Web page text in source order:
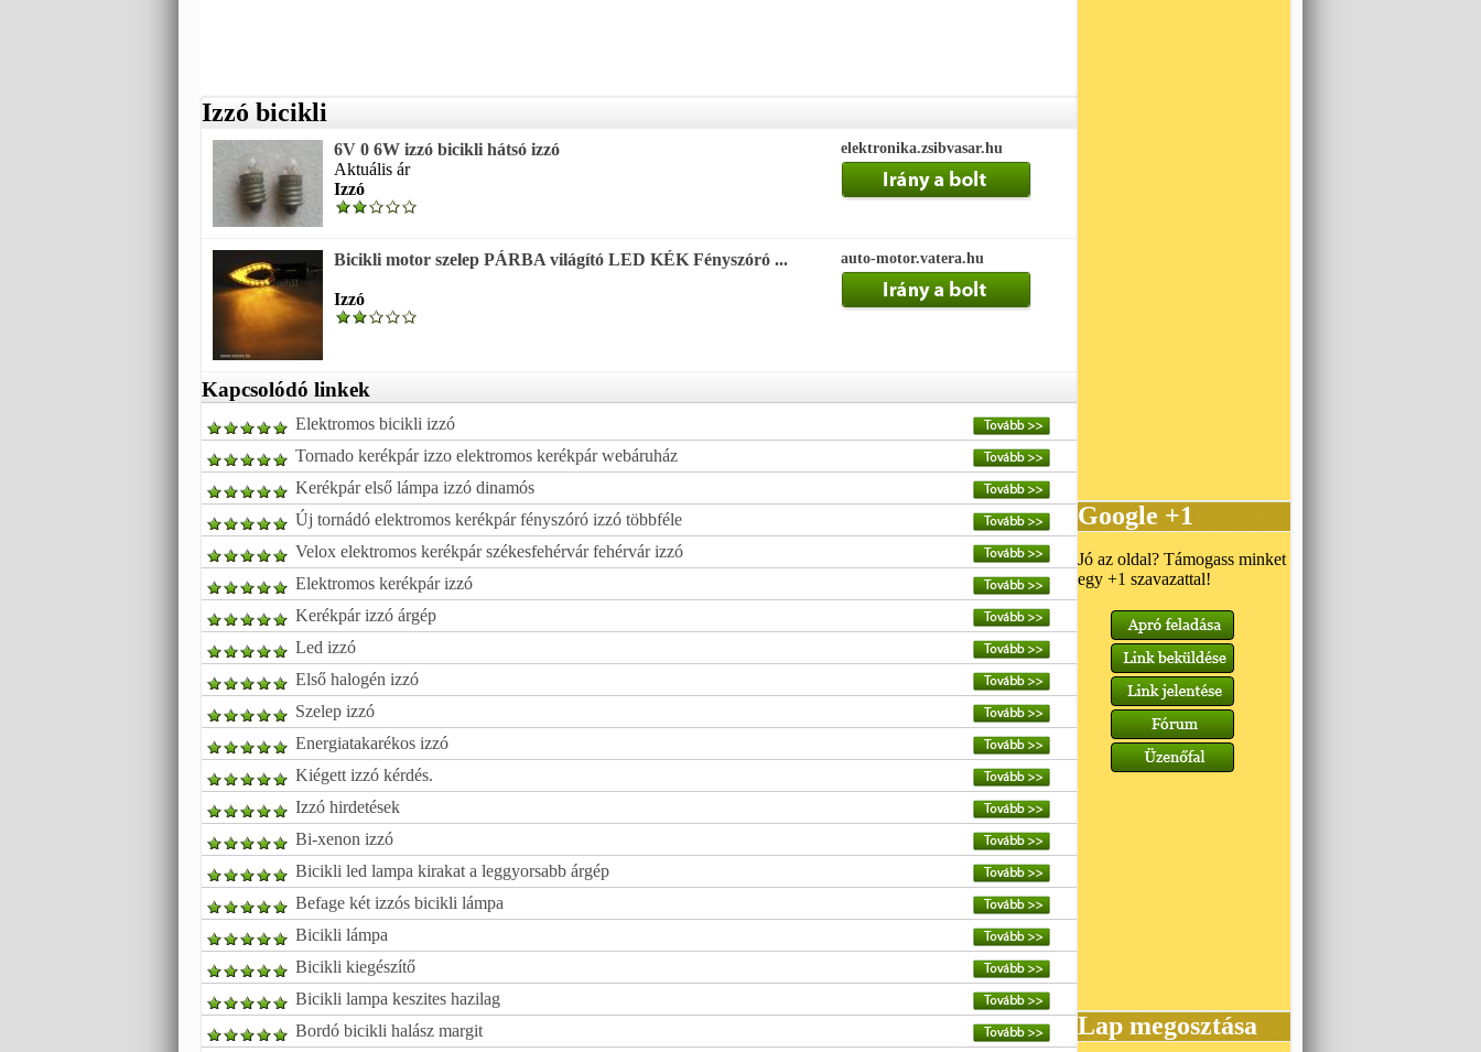
Izzó bicikli
6V 0 6W izzó bicikli hátsó izzó
Aktuális ár
Izzó
elektronika.zsibvasar.hu
Bicikli motor szelep PÁRBA világító LED KÉK Fényszóró ...
Izzó
auto-motor.vatera.hu
Kapcsolódó linkek
Elektromos bicikli izzó
Tornado kerékpár izzo elektromos kerékpár webáruház
Kerékpár első lámpa izzó dinamós
Új tornádó elektromos kerékpár fényszóró izzó többféle
Velox elektromos kerékpár székesfehérvár fehérvár izzó
Elektromos kerékpár izzó
Kerékpár izzó árgép
Led izzó
Első halogén izzó
Szelep izzó
Energiatakarékos izzó
Kiégett izzó kérdés.
Izzó hirdetések
Bi-xenon izzó
Bicikli led lampa kirakat a leggyorsabb árgép
Befage két izzós bicikli lámpa
Bicikli lámpa
Bicikli kiegészítő
Bicikli lampa keszites hazilag
Bordó bicikli halász margit
Google +1
Jó az oldal? Támogass minket
egy +1 szavazattal!
Lap megosztása